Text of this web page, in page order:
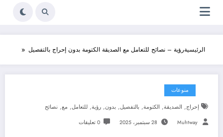
الرئيسيةرؤية – نصائح للتعامل مع الصديقة الكتومة بدون إحراج بالتفصيل
منوعات
إحراج, الصديقة, الكتومة, بالتفصيل, بدون, رؤية, للتعامل, مع, نصائح
Muhtway 28 سبتمبر، 2025 0 تعليقات